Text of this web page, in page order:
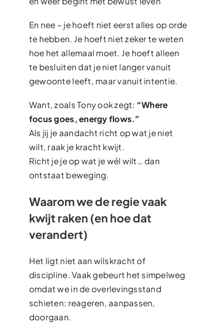
En nee – je hoeft niet eerst alles op orde
te hebben. Je hoeft niet zeker te weten
hoe het allemaal moet. Je hoeft alleen
te besluiten dat je niet langer vanuit
gewoonte leeft, maar vanuit intentie.
Want, zoals Tony ook zegt: “Where
focus goes, energy flows.”
Als jij je aandacht richt op wat je niet
wilt, raak je kracht kwijt.
Richt je je op wat je wél wilt… dan
ontstaat beweging.
Waarom we de regie vaak
kwijt raken (en hoe dat
verandert)
Het ligt niet aan wilskracht of
discipline. Vaak gebeurt het simpelweg
omdat we in de overlevingsstand
schieten: reageren, aanpassen,
doorgaan.